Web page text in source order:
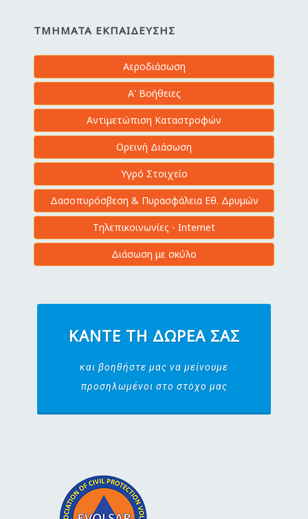
ΤΜΉΜΑΤΑ ΕΚΠΑΊΔΕΥΣΗΣ
Αεροδιάσωση
Α' Βοήθειες
Αντιμετώπιση Καταστροφών
Ορεινή Διάσωση
Υγρό Στοιχείο
Δασοπυρόσβεση & Πυρασφάλεια Εθ. Δρυμών
Τηλεπικοινωνίες - Internet
Διάσωση με σκύλο
ΚΆΝΤΕ ΤΗ ΔΩΡΕΆ ΣΑΣ
και βοηθήστε μας να μείνουμε
προσηλωμένοι στο στόχο μας